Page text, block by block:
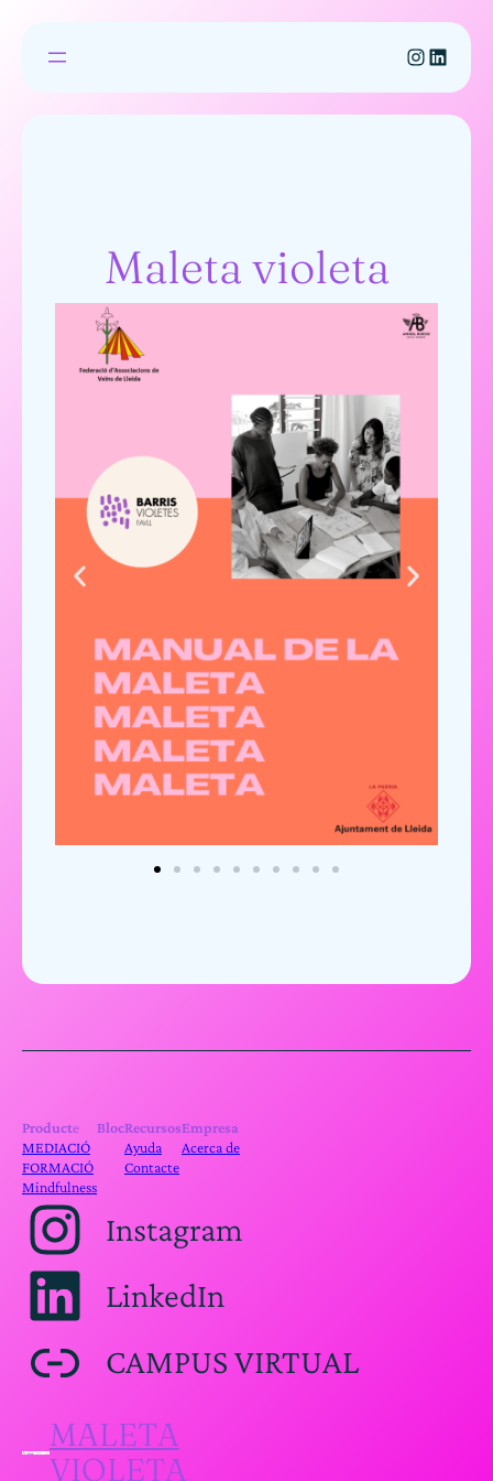
Maleta violeta
Producte
MEDIACIÓ
FORMACIÓ
Mindfulness
BlocRecursos
Ayuda
Contacte
Empresa
Acerca de
Instagram
LinkedIn
CAMPUS VIRTUAL
MALETA
VIOLETA